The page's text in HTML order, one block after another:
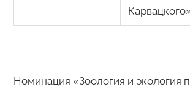
Номинация «Зоология и экология